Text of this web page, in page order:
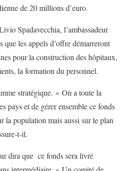
de 20 millions d’euro.
Spadavecchia, l’ambassadeur
que les appels d’offre démarreront
pour la construction des hôpitaux,
la formation du personnel.
stratégique. « On a toute la
pays et de gérer ensemble ce fonds
la population mais aussi sur le plan
t-il.
dira que ce fonds sera livré